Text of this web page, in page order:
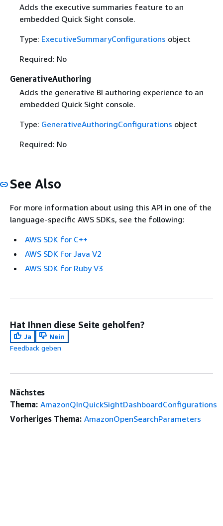
Adds the executive summaries feature to an
embedded Quick Sight console.
Type: ExecutiveSummaryConfigurations object
Required: No
GenerativeAuthoring
Adds the generative BI authoring experience to an
embedded Quick Sight console.
Type: GenerativeAuthoringConfigurations object
Required: No
See Also
For more information about using this API in one of the
language-specific AWS SDKs, see the following:
AWS SDK for C++
AWS SDK for Java V2
AWS SDK for Ruby V3
Hat Ihnen diese Seite geholfen?
Ja
Nein
Feedback geben
Nächstes
Thema: AmazonQInQuickSightDashboardConfigurations
Vorheriges Thema: AmazonOpenSearchParameters